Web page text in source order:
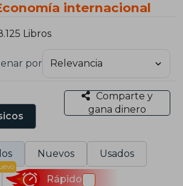
internacional
Libros
por
Comparte y
gana dinero
Nuevos Usados
Rápido